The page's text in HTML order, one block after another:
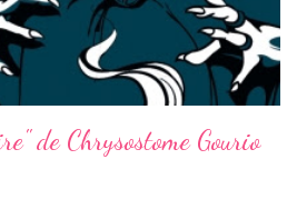
de Chrysostome Gourio